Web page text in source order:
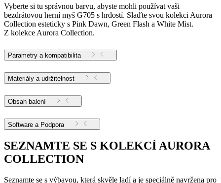
Vyberte si tu správnou barvu, abyste mohli používat vaši
bezdrátovou herní myš G705 s hrdostí. Slaďte svou kolekci Aurora
Collection esteticky s Pink Dawn, Green Flash a White Mist.
Z kolekce Aurora Collection.
Parametry a kompatibilita
Materiály a udržitelnost
Obsah balení
Software a Podpora
SEZNAMTE SE S KOLEKCÍ AURORA
COLLECTION
Seznamte se s výbavou, která skvěle ladí a je speciálně navržena pro